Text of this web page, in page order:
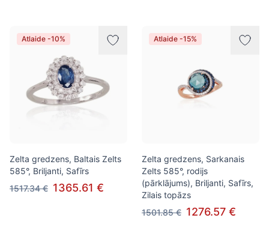
Atlaide -10%
Zelta gredzens, Baltais Zelts
585°, Briljanti, Safīrs
1517.34 € 1365.61 €
Atlaide -15%
Zelta gredzens, Sarkanais
Zelts 585°, rodijs
(pārklājums), Briljanti, Safīrs,
Zilais topāzs
1501.85 € 1276.57 €